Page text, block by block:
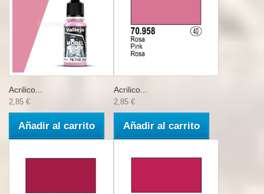
Acrilico...
2,85 €
Añadir al carrito
Acrilico...
2,85 €
Añadir al carrito